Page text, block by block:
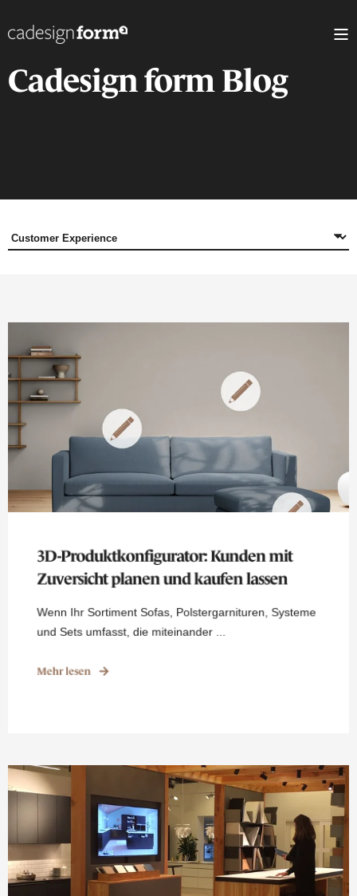
Cadesign form Blog
3D-Produktkonfigurator: Kunden mit
Zuversicht planen und kaufen lassen
Wenn Ihr Sortiment Sofas, Polstergarnituren, Systeme
und Sets umfasst, die miteinander ...
Mehr lesen